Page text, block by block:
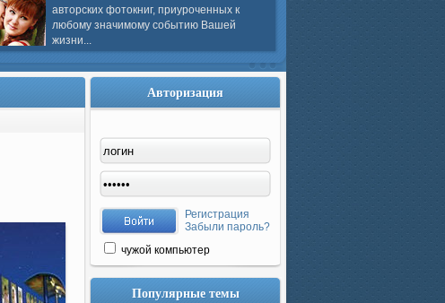
авторских фотокниг, приуроченных к
любому значимому событию Вашей
жизни...
Авторизация
Регистрация
Забыли пароль?
чужой компьютер
Популярные темы